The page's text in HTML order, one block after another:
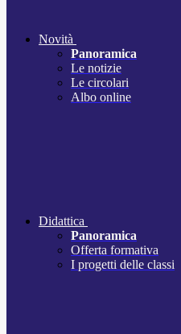
Novità
Panoramica
Le notizie
Le circolari
Albo online
Didattica
Panoramica
Offerta formativa
I progetti delle classi